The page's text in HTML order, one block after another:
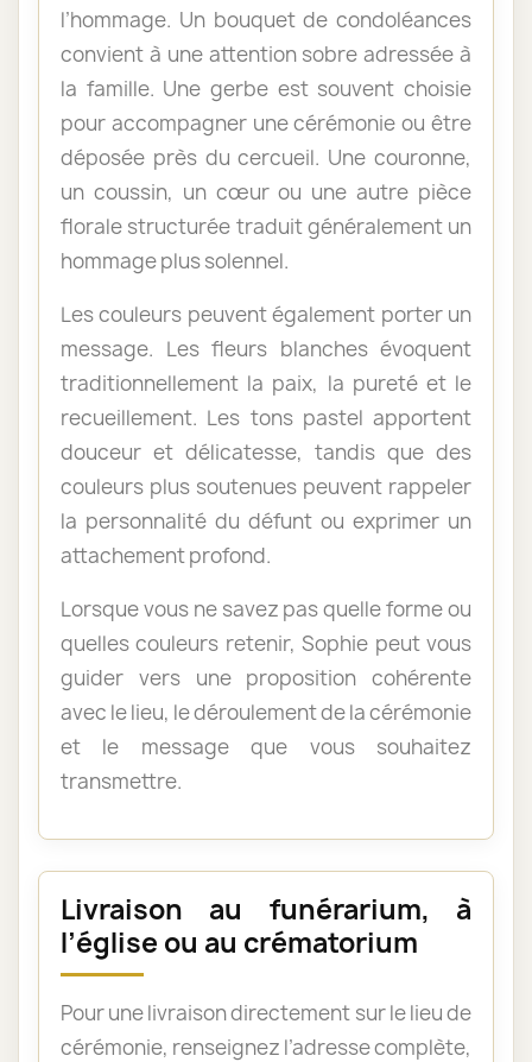
l’hommage. Un bouquet de condoléances
convient à une attention sobre adressée à
la famille. Une gerbe est souvent choisie
pour accompagner une cérémonie ou être
déposée près du cercueil. Une couronne,
un coussin, un cœur ou une autre pièce
florale structurée traduit généralement un
hommage plus solennel.
Les couleurs peuvent également porter un
message. Les fleurs blanches évoquent
traditionnellement la paix, la pureté et le
recueillement. Les tons pastel apportent
douceur et délicatesse, tandis que des
couleurs plus soutenues peuvent rappeler
la personnalité du défunt ou exprimer un
attachement profond.
Lorsque vous ne savez pas quelle forme ou
quelles couleurs retenir, Sophie peut vous
guider vers une proposition cohérente
avec le lieu, le déroulement de la cérémonie
et le message que vous souhaitez
transmettre.
Livraison au funérarium, à
l’église ou au crématorium
Pour une livraison directement sur le lieu de
cérémonie, renseignez l’adresse complète,